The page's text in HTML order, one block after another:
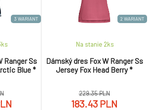
Fox Eucalyptus
PLN
Graphite *
PLN
dres Fox W Defend Ls Jersey Cloud
3 WARIANT
Ranger Ss
Blue *
ks
2 WARIANT
Dámský dres Fox W Ranger Ss
Jersey Fox Head Berry *
Na stanie 2ks
229.35 PLN
183.43 PLN